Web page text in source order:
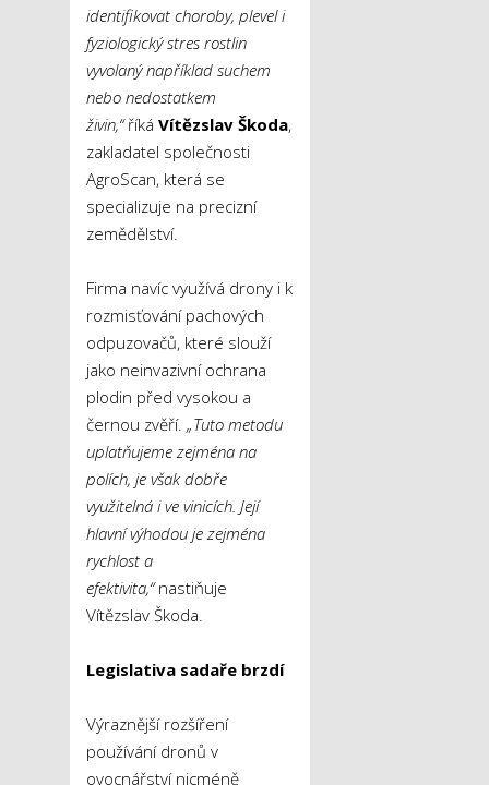
identifikovat choroby, plevel i
fyziologický stres rostlin
vyvolaný například suchem
nebo nedostatkem
živin,“říká Vítězslav Škoda,
zakladatel společnosti
AgroScan, která se
specializuje na precizní
zemědělství.
Firma navíc využívá drony i k
rozmisťování pachových
odpuzovačů, které slouží
jako neinvazivní ochrana
plodin před vysokou a
černou zvěří. „Tuto metodu
uplatňujeme zejména na
polích, je však dobře
využitelná i ve vinicích. Její
hlavní výhodou je zejména
rychlost a
efektivita,“nastiňuje
Vítězslav Škoda.
Legislativa sadaře brzdí
Výraznější rozšíření
používání dronů v
ovocnářství nicméně